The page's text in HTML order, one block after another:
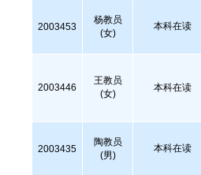
2003453
杨教员
(女)
本科在读
2003446
王教员
(女)
本科在读
2003435
陶教员
(男)
本科在读